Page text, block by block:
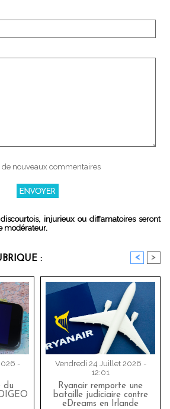
nouveaux commentaires
injurieux ou diffamatoires seront
modérateur.
: < >
-
du
Vendredi 24 Juillet 2026 -
12:01
Ryanair remporte une
bataille judiciaire contre
eDreams en Irlande